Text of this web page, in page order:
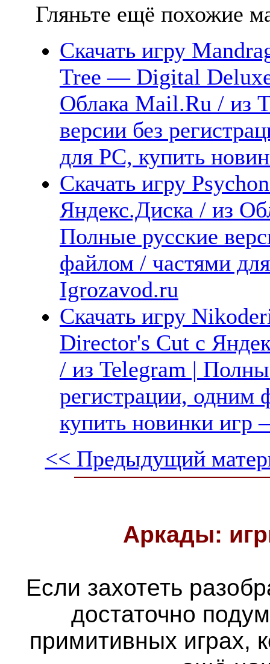
Гляньте ещё похожие
Скачать игру
Tree — Digital
Облака Mail.Ru / из
версии без
для PC, купить
Скачать игру
Яндекс.Диска / из
Полные русские
файлом / частями
Igrozavod.ru
Скачать игру
Director's Cut с
/ из Telegram |
регистрации, одним
купить новинки
<< Предыдущий
Аркады:
Если захотеть
достаточно
примитивных играх,